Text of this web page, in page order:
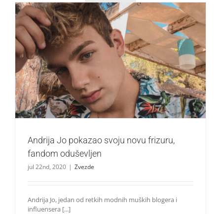
Andrija Jo pokazao svoju novu frizuru, fandom oduševljen
Andrija Jo pokazao svoju novu frizuru,
fandom oduševljen
jul 22nd, 2020 | Zvezde
Andrija Jo, jedan od retkih modnih muških blogera i
influensera [...]